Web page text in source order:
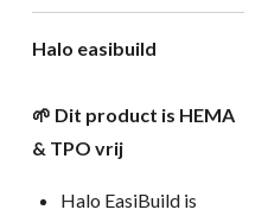
Halo easibuild
🌱 Dit product is HEMA
& TPO vrij
Halo EasiBuild is